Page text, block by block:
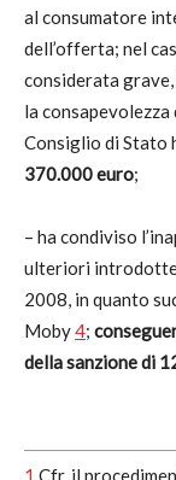
al consumatore
dell’offerta; nel
considerata
la
Consiglio di Stato
370.000 euro;
– ha condiviso
ulteriori introdotte
2008, in quanto
Moby4;
della sanzione di
1 Cfr. il